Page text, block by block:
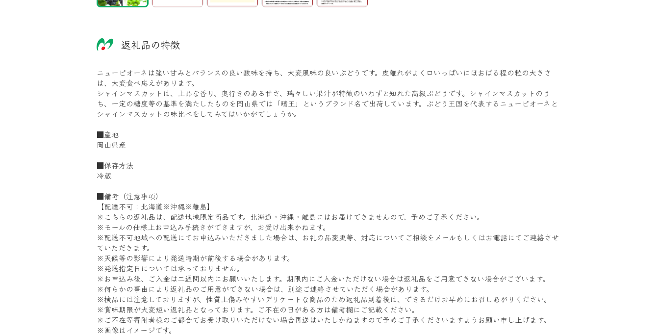
返礼品の特徴
ニューピオーネは強い甘みとバランスの良い酸味を持ち、大変風味の良いぶどうです。皮離れがよく口いっぱいにほおばる程の粒の大きさ
は、大変食べ応えがあります。
シャインマスカットは、上品な香り、奥行きのある甘さ、瑞々しい果汁が特徴のいわずと知れた高級ぶどうです。シャインマスカットのう
ち、一定の糖度等の基準を満たしたものを岡山県では「晴王」というブランド名で出荷しています。ぶどう王国を代表するニューピオーネと
シャインマスカットの味比べをしてみてはいかがでしょうか。
■産地
岡山県産
■保存方法
冷蔵
■備考（注意事項）
【配達不可：北海道※沖縄※離島】
※こちらの返礼品は、配送地域限定商品です。北海道・沖縄・離島にはお届けできませんので、予めご了承ください。
※モールの仕様上お申込み手続きができますが、お受け出来かねます。
※配送不可地域への配送にてお申込みいただきました場合は、お礼の品変更等、対応についてご相談をメールもしくはお電話にてご連絡させ
ていただきます。
※天候等の影響により発送時期が前後する場合があります。
※発送指定日については承っておりません。
※お申込み後、ご入金は二週間以内にお願いいたします。期限内にご入金いただけない場合は返礼品をご用意できない場合がございます。
※何らかの事由により返礼品のご用意ができない場合は、別途ご連絡させていただく場合があります。
※検品には注意しておりますが、性質上傷みやすいデリケートな商品のため返礼品到着後は、できるだけお早めにお召しあがりください。
※賞味期限が大変短い返礼品となっております。ご不在の日がある方は備考欄にご記載ください。
※ご不在等寄附者様のご都合でお受け取りいただけない場合再送はいたしかねますので予めご了承くださいますようお願い申し上げます。
※画像はイメージです。